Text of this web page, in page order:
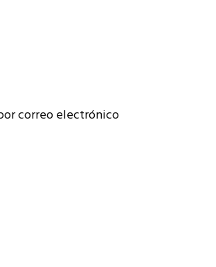
correo electrónico